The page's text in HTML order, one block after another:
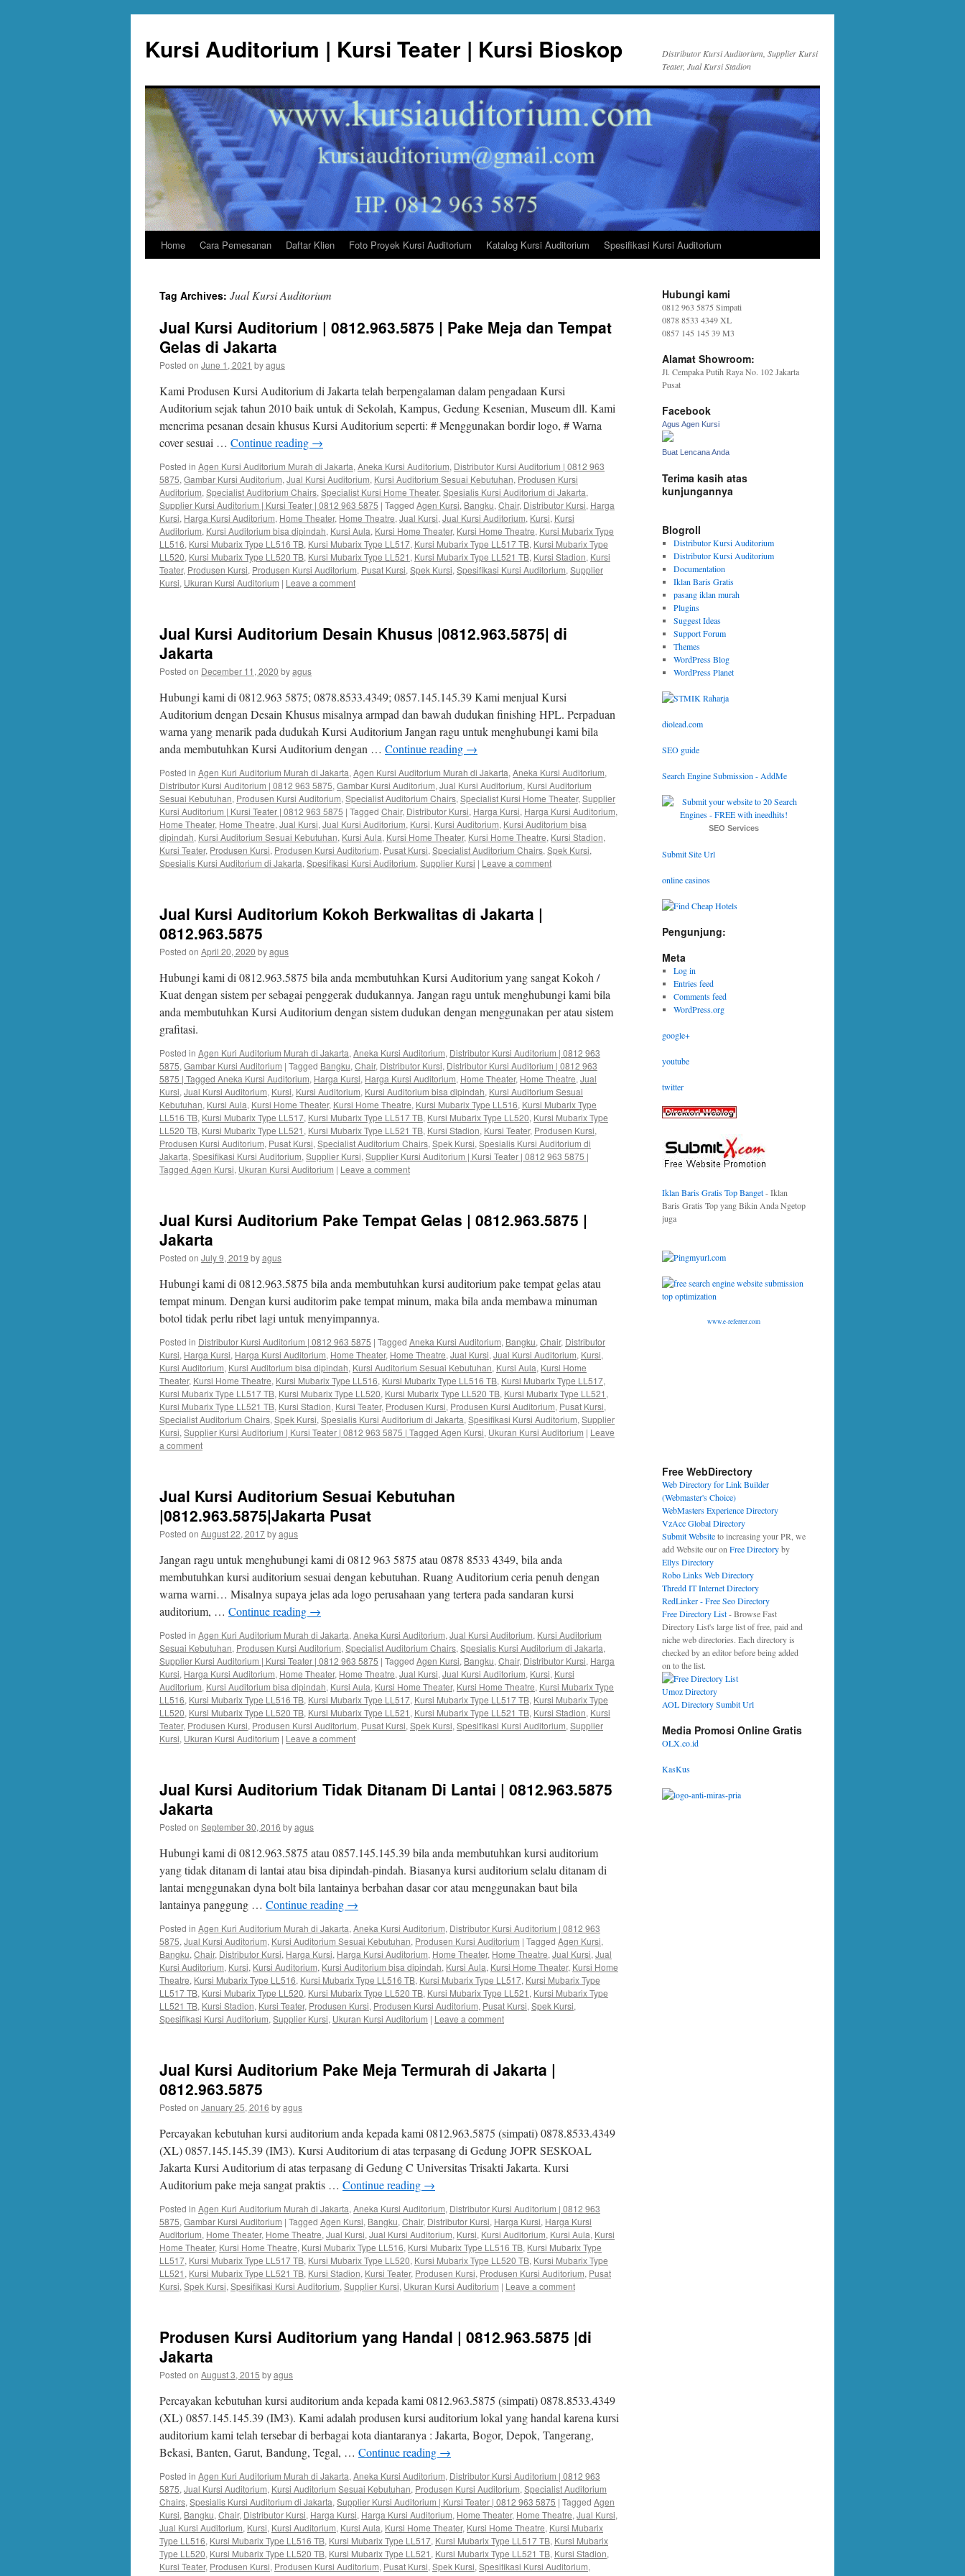
content
Kursi Auditorium | Kursi Teater | Kursi Bioskop
Distributor Kursi Auditorium, Supplier Kursi
Teater, Jual Kursi Stadion
Home Cara Pemesanan Daftar Klien Foto Proyek Kursi Auditorium Katalog Kursi Auditorium Spesifikasi Kursi Auditorium
Tag Archives: Jual Kursi Auditorium
Jual Kursi Auditorium | 0812.963.5875 | Pake Meja dan Tempat
Gelas di Jakarta
Posted on June 1, 2021 byagus
Kami Produsen Kursi Auditorium di Jakarta telah berpengalaman dalam pengadaan Kursi
Auditorium sejak tahun 2010 baik untuk di Sekolah, Kampus, Gedung Kesenian, Museum dll. Kami
menerima pesanan desain khusus Kursi Auditorium seperti: # Menggunakan bordir logo, # Warna
cover sesuai … Continue reading →
Posted in Agen Kursi Auditorium Murah di Jakarta, Aneka Kursi Auditorium, Distributor Kursi Auditorium | 0812 963
5875, Gambar Kursi Auditorium, Jual Kursi Auditorium, Kursi Auditorium Sesuai Kebutuhan, Produsen Kursi
Auditorium, Specialist Auditorium Chairs, Specialist Kursi Home Theater, Spesialis Kursi Auditorium di Jakarta,
Supplier Kursi Auditorium | Kursi Teater | 0812 963 5875 | Tagged Agen Kursi, Bangku, Chair, Distributor Kursi, Harga
Kursi, Harga Kursi Auditorium, Home Theater, Home Theatre, Jual Kursi, Jual Kursi Auditorium, Kursi, Kursi
Auditorium, Kursi Auditorium bisa dipindah, Kursi Aula, Kursi Home Theater, Kursi Home Theatre, Kursi Mubarix Type
LL516, Kursi Mubarix Type LL516 TB, Kursi Mubarix Type LL517, Kursi Mubarix Type LL517 TB, Kursi Mubarix Type
LL520, Kursi Mubarix Type LL520 TB, Kursi Mubarix Type LL521 , Kursi Mubarix Type LL521 TB, Kursi Stadion, Kursi
Teater, Produsen Kursi, Produsen Kursi Auditorium, Pusat Kursi, Spek Kursi, Spesifikasi Kursi Auditorium, Supplier
Kursi, Ukuran Kursi Auditorium | Leave a comment
Jual Kursi Auditorium Desain Khusus |0812.963.5875| di
Jakarta
Posted on December 11, 2020 byagus
Hubungi kami di 0812.963 5875; 0878.8533.4349; 0857.145.145.39 Kami menjual Kursi
Auditorium dengan Desain Khusus misalnya armpad dan bawah dudukan finishing HPL. Perpaduan
warna yang menarik pada dudukah Kursi Auditorium Jangan ragu untuk menghubungi kami bila
anda membutuhkan Kursi Auditorium dengan … Continue reading →
Posted in Agen Kuri Auditorium Murah di Jakarta, Agen Kursi Auditorium Murah di Jakarta, Aneka Kursi Auditorium,
Distributor Kursi Auditorium | 0812 963 5875, Gambar Kursi Auditorium, Jual Kursi Auditorium, Kursi Auditorium
Sesuai Kebutuhan, Produsen Kursi Auditorium, Specialist Auditorium Chairs, Specialist Kursi Home Theater, Supplier
Kursi Auditorium | Kursi Teater | 0812 963 5875 | Tagged Chair, Distributor Kursi, Harga Kursi, Harga Kursi Auditorium,
Home Theater, Home Theatre, Jual Kursi, Jual Kursi Auditorium, Kursi, Kursi Auditorium, Kursi Auditorium bisa
dipindah, Kursi Auditorium Sesuai Kebutuhan, Kursi Aula, Kursi Home Theater, Kursi Home Theatre, Kursi Stadion,
Kursi Teater, Produsen Kursi, Produsen Kursi Auditorium, Pusat Kursi, Specialist Auditorium Chairs, Spek Kursi,
Spesialis Kursi Auditorium di Jakarta, Spesifikasi Kursi Auditorium, Supplier Kursi | Leave a comment
Jual Kursi Auditorium Kokoh Berkwalitas di Jakarta |
0812.963.5875
Posted on April 20, 2020 byagus
Hubungi kami di 0812.963.5875 bila anda membutuhkan Kursi Auditorium yang sangat Kokoh /
Kuat dengan sistem per sebagai penggerak dudukannya. Jangan ragu untuk menghubungi kami bila
anda membutuhkan Kursi Auditorium dengan sistem dudukan dengan menggunakan per atau sistem
grafitasi.
Posted in Agen Kuri Auditorium Murah di Jakarta, Aneka Kursi Auditorium, Distributor Kursi Auditorium | 0812 963
5875, Gambar Kursi Auditorium | Tagged Bangku, Chair, Distributor Kursi, Distributor Kursi Auditorium | 0812 963
5875 | Tagged Aneka Kursi Auditorium, Harga Kursi, Harga Kursi Auditorium, Home Theater, Home Theatre, Jual
Kursi, Jual Kursi Auditorium, Kursi, Kursi Auditorium, Kursi Auditorium bisa dipindah, Kursi Auditorium Sesuai
Kebutuhan, Kursi Aula, Kursi Home Theater, Kursi Home Theatre, Kursi Mubarix Type LL516, Kursi Mubarix Type
LL516 TB, Kursi Mubarix Type LL517, Kursi Mubarix Type LL517 TB, Kursi Mubarix Type LL520, Kursi Mubarix Type
LL520 TB, Kursi Mubarix Type LL521 , Kursi Mubarix Type LL521 TB, Kursi Stadion, Kursi Teater, Produsen Kursi,
Produsen Kursi Auditorium, Pusat Kursi, Specialist Auditorium Chairs, Spek Kursi, Spesialis Kursi Auditorium di
Jakarta, Spesifikasi Kursi Auditorium, Supplier Kursi, Supplier Kursi Auditorium | Kursi Teater | 0812 963 5875 |
Tagged Agen Kursi, Ukuran Kursi Auditorium | Leave a comment
Jual Kursi Auditorium Pake Tempat Gelas | 0812.963.5875 |
Jakarta
Posted on July 9, 2019 byagus
Hubungi kami di 0812.963.5875 bila anda membutuhkan kursi auditorium pake tempat gelas atau
tempat minum. Dengan kursi auditorim pake tempat minum, maka bila anda membawa minuman
botol tidak perlu ribet lagi untuk menyimpannya.
Posted in Distributor Kursi Auditorium | 0812 963 5875 | Tagged Aneka Kursi Auditorium, Bangku, Chair, Distributor
Kursi, Harga Kursi, Harga Kursi Auditorium, Home Theater, Home Theatre, Jual Kursi, Jual Kursi Auditorium, Kursi,
Kursi Auditorium, Kursi Auditorium bisa dipindah, Kursi Auditorium Sesuai Kebutuhan, Kursi Aula, Kursi Home
Theater, Kursi Home Theatre, Kursi Mubarix Type LL516, Kursi Mubarix Type LL516 TB, Kursi Mubarix Type LL517,
Kursi Mubarix Type LL517 TB, Kursi Mubarix Type LL520, Kursi Mubarix Type LL520 TB, Kursi Mubarix Type LL521 ,
Kursi Mubarix Type LL521 TB, Kursi Stadion, Kursi Teater, Produsen Kursi, Produsen Kursi Auditorium, Pusat Kursi,
Specialist Auditorium Chairs, Spek Kursi, Spesialis Kursi Auditorium di Jakarta, Spesifikasi Kursi Auditorium, Supplier
Kursi, Supplier Kursi Auditorium | Kursi Teater | 0812 963 5875 | Tagged Agen Kursi, Ukuran Kursi Auditorium | Leave
a comment
Jual Kursi Auditorium Sesuai Kebutuhan
|0812.963.5875|Jakarta Pusat
Posted on August 22, 2017byagus
Jangan ragu untuk menghubungi kami di 0812 963 5875 atau 0878 8533 4349, bila anda
membutuhkan kursi auditorium sesuai dengan kebutuhan. Ruang Auditorium ceria penuh dengan
warna warni… Misalnya supaya jelas ada logo perusahaan yang tertera pada sandaran kursi
auditorium, … Continue reading →
Posted in Agen Kuri Auditorium Murah di Jakarta, Aneka Kursi Auditorium, Jual Kursi Auditorium, Kursi Auditorium
Sesuai Kebutuhan, Produsen Kursi Auditorium, Specialist Auditorium Chairs, Spesialis Kursi Auditorium di Jakarta,
Supplier Kursi Auditorium | Kursi Teater | 0812 963 5875 | Tagged Agen Kursi, Bangku, Chair, Distributor Kursi, Harga
Kursi, Harga Kursi Auditorium, Home Theater, Home Theatre, Jual Kursi, Jual Kursi Auditorium, Kursi, Kursi
Auditorium, Kursi Auditorium bisa dipindah, Kursi Aula, Kursi Home Theater, Kursi Home Theatre, Kursi Mubarix Type
LL516, Kursi Mubarix Type LL516 TB, Kursi Mubarix Type LL517, Kursi Mubarix Type LL517 TB, Kursi Mubarix Type
LL520, Kursi Mubarix Type LL520 TB, Kursi Mubarix Type LL521 , Kursi Mubarix Type LL521 TB, Kursi Stadion, Kursi
Teater, Produsen Kursi, Produsen Kursi Auditorium, Pusat Kursi, Spek Kursi, Spesifikasi Kursi Auditorium, Supplier
Kursi, Ukuran Kursi Auditorium | Leave a comment
Jual Kursi Auditorium Tidak Ditanam Di Lantai | 0812.963.5875
Jakarta
Posted on September 30, 2016 byagus
Hubungi kami di 0812.963.5875 atau 0857.145.145.39 bila anda membutuhkan kursi auditorium
yang tidak ditanam di lantai atau bisa dipindah-pindah. Biasanya kursi auditorium selalu ditanam di
lantai menggunakan dyna bolt bila lantainya berbahan dasar cor atau menggunakan baut bila
lantainya panggung … Continue reading →
Posted in Agen Kuri Auditorium Murah di Jakarta, Aneka Kursi Auditorium, Distributor Kursi Auditorium | 0812 963
5875, Jual Kursi Auditorium, Kursi Auditorium Sesuai Kebutuhan, Produsen Kursi Auditorium | Tagged Agen Kursi,
Bangku, Chair, Distributor Kursi, Harga Kursi, Harga Kursi Auditorium, Home Theater, Home Theatre, Jual Kursi, Jual
Kursi Auditorium, Kursi, Kursi Auditorium, Kursi Auditorium bisa dipindah, Kursi Aula, Kursi Home Theater, Kursi Home
Theatre, Kursi Mubarix Type LL516, Kursi Mubarix Type LL516 TB, Kursi Mubarix Type LL517, Kursi Mubarix Type
LL517 TB, Kursi Mubarix Type LL520, Kursi Mubarix Type LL520 TB, Kursi Mubarix Type LL521 , Kursi Mubarix Type
LL521 TB, Kursi Stadion, Kursi Teater, Produsen Kursi, Produsen Kursi Auditorium, Pusat Kursi, Spek Kursi,
Spesifikasi Kursi Auditorium, Supplier Kursi, Ukuran Kursi Auditorium | Leave a comment
Jual Kursi Auditorium Pake Meja Termurah di Jakarta |
0812.963.5875
Posted on January 25, 2016 byagus
Percayakan kebutuhan kursi auditorium anda kepada kami 0812.963.5875 (simpati) 0878.8533.4349
(XL) 0857.145.145.39 (IM3). Kursi Auditorium di atas terpasang di Gedung JOPR SESKOAL
Jakarta Kursi Auditorium di atas terpasang di Gedung C Universitas Trisakti Jakarta. Kursi
Auditorium pake meja sangat praktis … Continue reading →
Posted in Agen Kuri Auditorium Murah di Jakarta, Aneka Kursi Auditorium, Distributor Kursi Auditorium | 0812 963
5875, Gambar Kursi Auditorium | Tagged Agen Kursi, Bangku, Chair, Distributor Kursi, Harga Kursi, Harga Kursi
Auditorium, Home Theater, Home Theatre, Jual Kursi, Jual Kursi Auditorium, Kursi, Kursi Auditorium, Kursi Aula, Kursi
Home Theater, Kursi Home Theatre, Kursi Mubarix Type LL516, Kursi Mubarix Type LL516 TB, Kursi Mubarix Type
LL517, Kursi Mubarix Type LL517 TB, Kursi Mubarix Type LL520, Kursi Mubarix Type LL520 TB, Kursi Mubarix Type
LL521 , Kursi Mubarix Type LL521 TB, Kursi Stadion, Kursi Teater, Produsen Kursi, Produsen Kursi Auditorium, Pusat
Kursi, Spek Kursi, Spesifikasi Kursi Auditorium, Supplier Kursi, Ukuran Kursi Auditorium | Leave a comment
Produsen Kursi Auditorium yang Handal | 0812.963.5875 |di
Jakarta
Posted on August 3, 2015 byagus
Percayakan kebutuhan kursi auditorium anda kepada kami 0812.963.5875 (simpati) 0878.8533.4349
(XL) 0857.145.145.39 (IM3). Kami adalah produsen kursi auditorium lokal yang handal karena kursi
auditorium kami telah tersebar di berbagai kota diantaranya : Jakarta, Bogor, Depok, Tangerang,
Bekasi, Banten, Garut, Bandung, Tegal, … Continue reading →
Posted in Agen Kuri Auditorium Murah di Jakarta, Aneka Kursi Auditorium, Distributor Kursi Auditorium | 0812 963
5875, Jual Kursi Auditorium, Kursi Auditorium Sesuai Kebutuhan, Produsen Kursi Auditorium, Specialist Auditorium
Chairs, Spesialis Kursi Auditorium di Jakarta, Supplier Kursi Auditorium | Kursi Teater | 0812 963 5875 | Tagged Agen
Kursi, Bangku, Chair, Distributor Kursi, Harga Kursi, Harga Kursi Auditorium, Home Theater, Home Theatre, Jual Kursi,
Jual Kursi Auditorium, Kursi, Kursi Auditorium, Kursi Aula, Kursi Home Theater, Kursi Home Theatre, Kursi Mubarix
Type LL516, Kursi Mubarix Type LL516 TB, Kursi Mubarix Type LL517, Kursi Mubarix Type LL517 TB, Kursi Mubarix
Type LL520, Kursi Mubarix Type LL520 TB, Kursi Mubarix Type LL521 , Kursi Mubarix Type LL521 TB, Kursi Stadion,
Kursi Teater, Produsen Kursi, Produsen Kursi Auditorium, Pusat Kursi, Spek Kursi, Spesifikasi Kursi Auditorium,
Hubungi kami
0812 963 5875 Simpati
0878 8533 4349 XL
0857 145 145 39 M3
Alamat Showroom:
Jl. Cempaka Putih Raya No. 102 Jakarta
Pusat
Facebook
Agus Agen Kursi
Buat Lencana Anda
Terima kasih atas
kunjungannya
Blogroll
Distributor Kursi Auditorium
Distributor Kursi Auditorium
Documentation
Iklan Baris Gratis
pasang iklan murah
Plugins
Suggest Ideas
Support Forum
Themes
WordPress Blog
WordPress Planet
diolead.com
SEO guide
Search Engine Submission - AddMe
SEO Services
Submit Site Url
online casinos
Pengunjung:
Meta
Log in
Entries feed
Comments feed
WordPress.org
google+
youtube
twitter
Iklan Baris Gratis Top Banget- Iklan
Baris Gratis Top yang Bikin Anda Ngetop
juga
www.e-referrer.com
Free WebDirectory
Web Directory for Link Builder
(Webmaster's Choice)
WebMasters Experience Directory
VzAcc Global Directory
Submit Websiteto increasing your PR, we
add Website our on Free Directoryby
Ellys Directory
Robo Links Web Directory
Thredd IT Internet Directory
RedLinker - Free Seo Directory
Free Directory List- Browse Fast
Directory List's large list of free, paid and
niche web directories. Each directory is
checked by an editor before being added
on to the list.
Umoz Directory
AOL Directory Sumbit Url
Media Promosi Online Gratis
OLX.co.id
KasKus